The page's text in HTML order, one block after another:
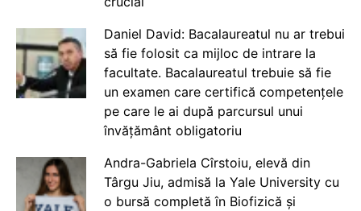
Daniel David: Bacalaureatul nu ar trebui
să fie folosit ca mijloc de intrare la
facultate. Bacalaureatul trebuie să fie
un examen care certifică competențele
pe care le ai după parcursul unui
învățământ obligatoriu
Andra-Gabriela Cîrstoiu, elevă din
Târgu Jiu, admisă la Yale University cu
o bursă completă în Biofizică și